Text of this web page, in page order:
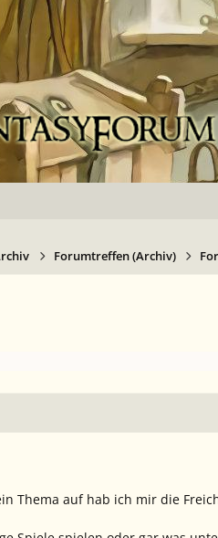
Forumtreffen (Archiv)
Thema auf hab ich mir die